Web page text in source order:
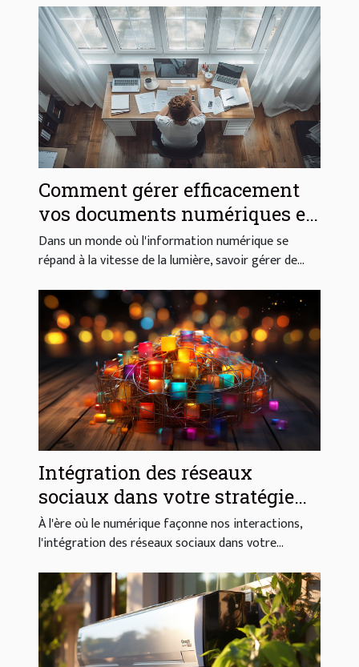
Comment gérer efficacement
vos documents numériques en
toute sécurité
Dans un monde où l'information numérique se
répand à la vitesse de la lumière, savoir gérer de...
Intégration des réseaux
sociaux dans votre stratégie
numérique
À l'ère où le numérique façonne nos interactions,
l'intégration des réseaux sociaux dans votre...